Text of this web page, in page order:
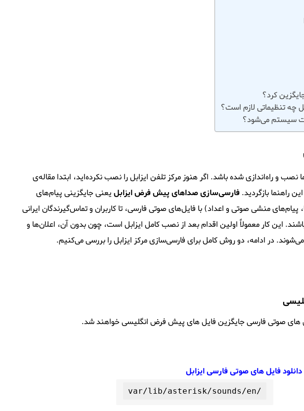
کرد؟
چه تنظیماتی لازم است؟
سیستم می‌شود؟
و راه‌اندازی شده باشد. اگر هنوز مرکز تلفن ایزابل را نصب نکرده‌اید، ابتدا مقاله‌ی
راهنما بازگردید. فارسی‌سازی صداهای پیش فرض ایزابلیعنی جایگزینی پیام‌های
منشی صوتی و اعداد) با فایل‌های صوتی فارسی، تا کاربران و تماس‌گیرندگان ایرانی
این کار معمولاً اولین اقدام بعد از نصب کامل ایزابل است، چون بدون آن، اعلان‌ها و
در ادامه، دو روش کامل برای فارسی‌سازی مرکز ایزابل را بررسی می‌کنیم.
های صوتی فارسی جایگزین فایل های پیش فرض انگلیسی خواهند شد.
دانلود فایل های صوتی فارسی ایزابل
/var/lib/asterisk/sounds/en